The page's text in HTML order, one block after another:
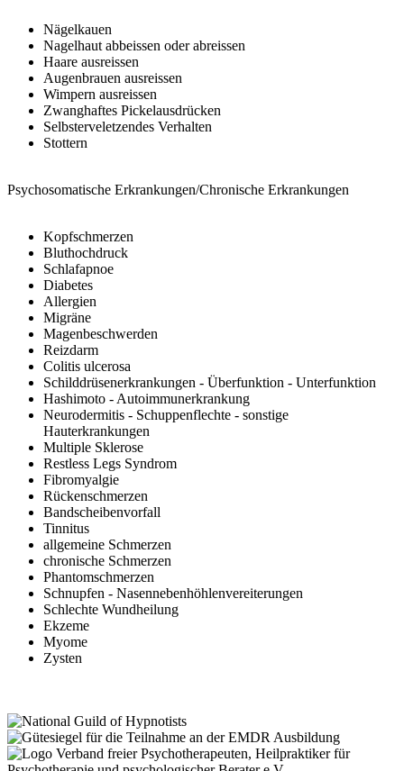
Nägelkauen
Nagelhaut abbeissen oder abreissen
Haare ausreissen
Augenbrauen ausreissen
Wimpern ausreissen
Zwanghaftes Pickelausdrücken
Selbsterveletzendes Verhalten
Stottern
Psychosomatische Erkrankungen/Chronische Erkrankungen
Kopfschmerzen
Bluthochdruck
Schlafapnoe
Diabetes
Allergien
Migräne
Magenbeschwerden
Reizdarm
Colitis ulcerosa
Schilddrüsenerkrankungen - Überfunktion - Unterfunktion
Hashimoto - Autoimmunerkrankung
Neurodermitis - Schuppenflechte - sonstige
Hauterkrankungen
Multiple Sklerose
Restless Legs Syndrom
Fibromyalgie
Rückenschmerzen
Bandscheibenvorfall
Tinnitus
allgemeine Schmerzen
chronische Schmerzen
Phantomschmerzen
Schnupfen - Nasennebenhöhlenvereiterungen
Schlechte Wundheilung
Ekzeme
Myome
Zysten